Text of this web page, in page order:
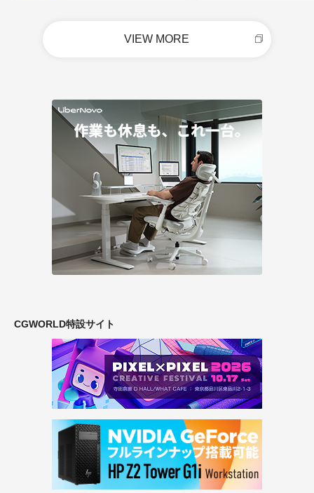
VIEW MORE
CGWORLD特設サイト